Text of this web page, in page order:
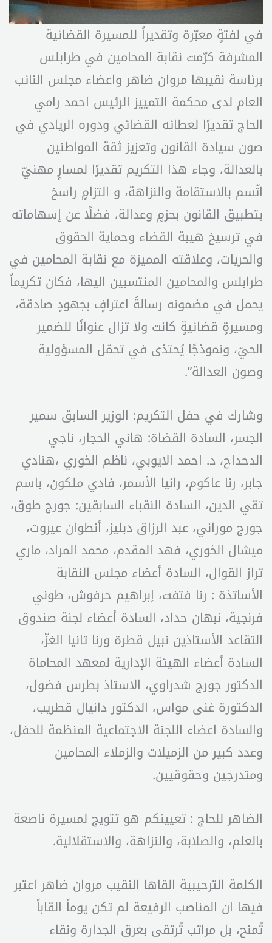
في لفتةٍ معبّرة وتقديراً للمسيرة القضائية
المشرفة كرّمت نقابة المحامين في طرابلس
برئاسة نقيبها مروان ضاهر واعضاء مجلس النائب
العام لدى محكمة التمييز الرئيس احمد رامي
الحاج تقديرًا لعطائه القضائي ودوره الريادي في
صون سيادة القانون وتعزيز ثقة المواطنين
بالعدالة، وجاء هذا التكريم تقديرًا لمسارٍ مهنيّ
اتّسم بالاستقامة والنزاهة، و التزامٍ راسخ
بتطبيق القانون بحزمٍ وعدالة، فضلًا عن إسهاماته
في ترسيخ هيبة القضاء وحماية الحقوق
والحريات، وعلاقته المميزة مع نقابة المحامين في
طرابلس والمحامين المنتسبين اليها، فكان تكريماً
يحمل في مضمونه رسالةَ اعترافٍ بجهودٍ صادقة،
ومسيرةٍ قضائيةٍ كانت ولا تزال عنوانًا للضمير
الحيّ، ونموذجًا يُحتذى في تحمّل المسؤولية
وصون العدالة”.
وشارك في حفل التكريم: الوزير السابق سمير
الجسر، السادة القضاة: هاني الحجار، ناجي
الدحداح، د. احمد الايوبي، ناظم الخوري ،هنادي
جابر، رنا عاكوم، رانيا الأسمر، فادي ملكون، باسم
تقي الدين، السادة النقباء السابقين: جورج طوق،
جورج موراني، عبد الرزاق دبليز، أنطوان عيروت،
ميشال الخوري، فهد المقدم، محمد المراد، ماري
تراز القوال، السادة أعضاء مجلس النقابة
الأساتذة : رنا فتفت، إبراهيم حرفوش، طوني
فرنجية، نبهان حداد، السادة أعضاء لجنة صندوق
التقاعد الأستاذين نبيل قطرة ورنا تانيا الغزّ،
السادة أعضاء الهيئة الإدارية لمعهد المحاماة
الدكتور جورج شدراوي، الاستاذ بطرس فضول،
الدكتورة غنى مواس، الدكتور دانيال قطريب،
والسادة اعضاء اللجنة الاجتماعية المنظمة للحفل،
وعدد كبير من الزميلات والزملاء المحامين
ومتدرجين وحقوقيين.
الضاهر للحاج : تعيينكم هو تتويج لمسيرة ناصعة
بالعلم، والصلابة، والنزاهة، والاستقلالية.
الكلمة الترحيبية القاها النقيب مروان ضاهر اعتبر
فيها ان المناصب الرفيعة لم تكن يوماً القاباً
تُمنح، بل مراتب تُرتقى بعرق الجدارة ونقاء